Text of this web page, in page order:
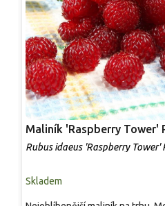
Maliník 'Raspberry Tower'
Rubus idaeus 'Raspberry Tower'
Skladem